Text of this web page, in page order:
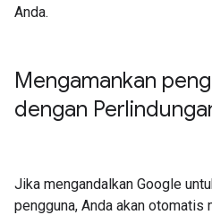
Anda.
Mengamankan
dengan
Jika mengandalkan Google
pengguna, Anda akan otomatis